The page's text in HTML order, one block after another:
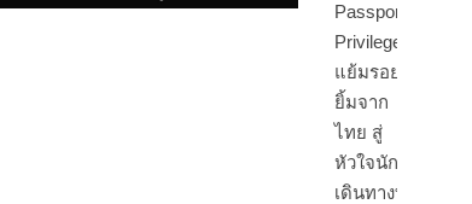
Passport
Privileges”
แย้มรอย
ยิ้มจาก
ไทย สู่
หัวใจนัก
เดินทางทั่ว